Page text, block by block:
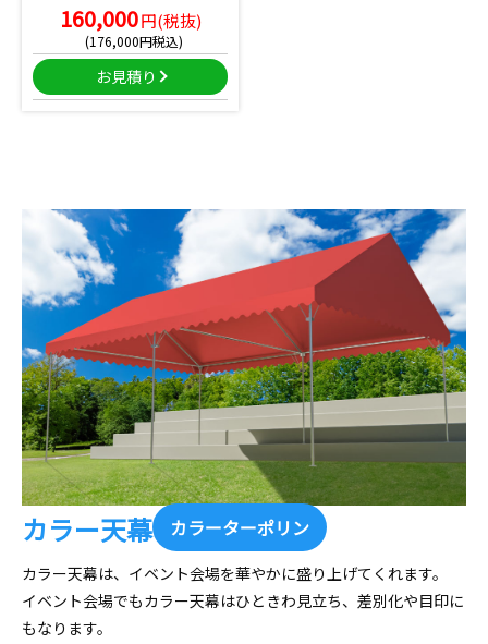
160,000円(税抜)
(176,000円税込)
お見積り
カラー天幕 カラーターポリン
カラー天幕は、イベント会場を華やかに盛り上げてくれます。
イベント会場でもカラー天幕はひときわ見立ち、差別化や目印に
もなります。